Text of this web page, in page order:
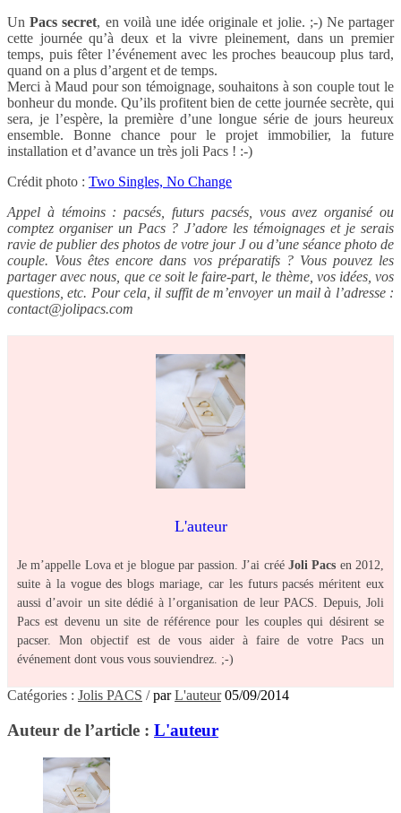
UnPacs secret, en voilà une idée originale et jolie. ;-) Ne partager
cette journée qu’à deux et la vivre pleinement, dans un premier
temps, puis fêter l’événement avec les proches beaucoup plus tard,
quand on a plus d’argent et de temps.
Merci à Maud pour son témoignage, souhaitons à son couple tout le
bonheur du monde. Qu’ils profitent bien de cette journée secrète, qui
sera, je l’espère, la première d’une longue série de jours heureux
ensemble. Bonne chance pour le projet immobilier, la future
installation et d’avance un très joli Pacs ! :-)
Crédit photo : Two Singles, No Change
Appel à témoins : pacsés, futurs pacsés, vous avez organisé ou
comptez organiser un Pacs ? J’adore les témoignages et je serais
ravie de publier des photos de votre jour J ou d’une séance photo de
couple. Vous êtes encore dans vos préparatifs ? Vous pouvez les
partager avec nous, que ce soit le faire-part, le thème, vos idées, vos
questions, etc. Pour cela, il suffit de m’envoyer un mail à l’adresse :
contact@jolipacs.com
L'auteur
Je m’appelle Lova et je blogue par passion. J’ai crééJoli Pacs en 2012,
suite à la vogue des blogs mariage, car les futurs pacsés méritent eux
aussi d’avoir un site dédié à l’organisation de leur PACS. Depuis, Joli
Pacs est devenu un site de référence pour les couples qui désirent se
pacser. Mon objectif est de vous aider à faire de votre Pacs un
événement dont vous vous souviendrez. ;-)
Catégories : Jolis PACS /parL'auteur 05/09/2014
Auteur de l’article : L'auteur